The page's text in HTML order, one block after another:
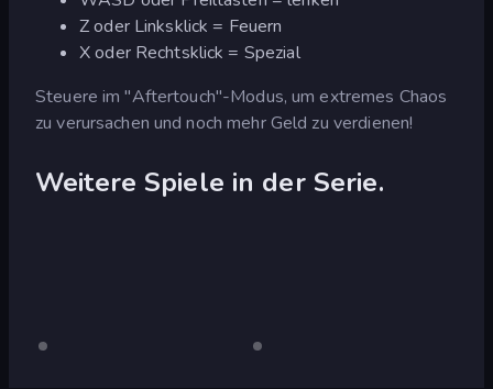
Z oder Linksklick = Feuern
X oder Rechtsklick = Spezial
Steuere im "Aftertouch"-Modus, um extremes Chaos
zu verursachen und noch mehr Geld zu verdienen!
Weitere Spiele in der Serie.
Nur
Nur